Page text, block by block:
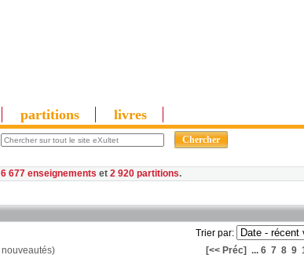
partitions livres
6 677 enseignements et 2 920 partitions
Trier par:
nouveautés) [<< Préc] ... 6 7 8 9